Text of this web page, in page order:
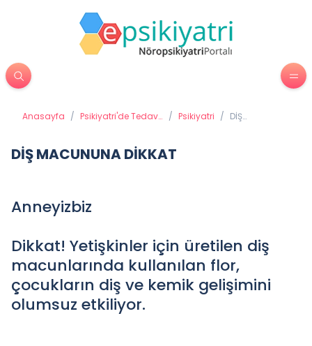
Anasayfa / Psikiyatri'de Tedavi
/ Psikiyatri / DİŞ
DİŞ MACUNUNA DİKKAT
Anneyizbiz
Dikkat! Yetişkinler için üretilen diş
macunlarında kullanılan flor,
çocukların diş ve kemik gelişimini
olumsuz etkiliyor.